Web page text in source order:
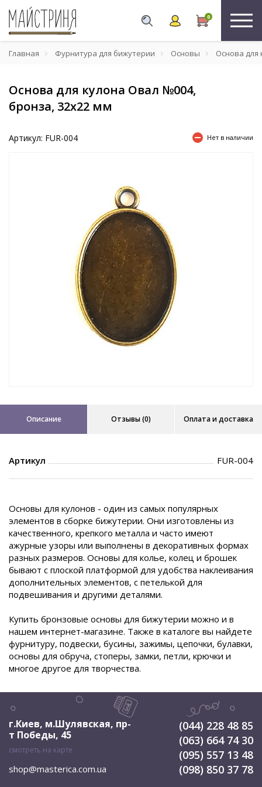
0
Главная Фурнитура для бижутерии Основы Основа для
Основа для кулона Овал №004,
бронза, 32х22 мм
Артикул: FUR-004 Нет в наличии
Описание Отзывы (0) Оплата и доставка
Артикул FUR-004
Основы для кулонов - один из самых популярных
элементов в сборке бижутерии. Они изготовлены из
качественного, крепкого металла и часто имеют
ажурные узоры или выполнены в декоративных формах
разных размеров. Основы для колье, колец и брошек
бывают с плоской платформой для удобства наклеивания
дополнительных элементов, с петелькой для
подвешивания и другими деталями.
Купить бронзовые основы для бижутерии можно и в
нашем интернет-магазине. Также в каталоге вы найдете
фурнитуру, подвески, бусины, зажимы, цепочки, булавки,
основы для обруча, стоперы, замки, петли, крючки и
многое другое для творчества.
г.Киев, м.Шулявская, пр-
т Победы, 45
смотреть на карте
shop@masterica.com.ua
(044) 228 48 85
(063) 664 74 30
(095) 557 13 48
(098) 850 37 78